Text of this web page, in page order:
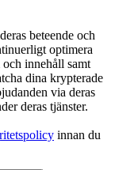
beteende och
optimera
innehåll samt
dina krypterade
via deras
deras tjänster.
innan du